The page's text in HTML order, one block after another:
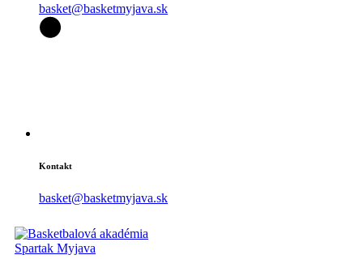
basket@basketmyjava.sk
Kontakt
basket@basketmyjava.sk